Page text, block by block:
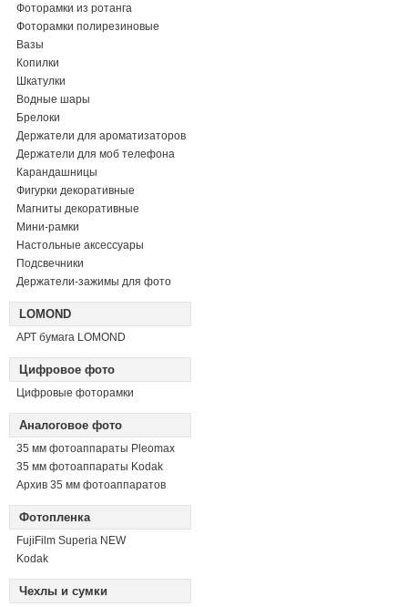
Фоторамки из ротанга
Фоторамки полирезиновые
Вазы
Копилки
Шкатулки
Водные шары
Брелоки
Держатели для ароматизаторов
Держатели для моб телефона
Карандашницы
Фигурки декоративные
Магниты декоративные
Мини-рамки
Настольные аксессуары
Подсвечники
Держатели-зажимы для фото
LOMOND
АРТ бумага LOMOND
Цифровое фото
Цифровые фоторамки
Аналоговое фото
35 мм фотоаппараты Pleomax
35 мм фотоаппараты Kodak
Архив 35 мм фотоаппаратов
Фотопленка
FujiFilm Superia NEW
Kodak
Чехлы и сумки